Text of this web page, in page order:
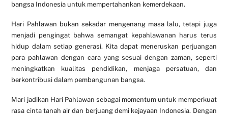
bangsa Indonesia untuk mempertahankan kemerdekaan.
Hari Pahlawan bukan sekadar mengenang masa lalu, tetapi juga
menjadi pengingat bahwa semangat kepahlawanan harus terus
hidup dalam setiap generasi. Kita dapat meneruskan perjuangan
para pahlawan dengan cara yang sesuai dengan zaman, seperti
meningkatkan kualitas pendidikan, menjaga persatuan, dan
berkontribusi dalam pembangunan bangsa.
Mari jadikan Hari Pahlawan sebagai momentum untuk memperkuat
rasa cinta tanah air dan berjuang demi kejayaan Indonesia. Dengan